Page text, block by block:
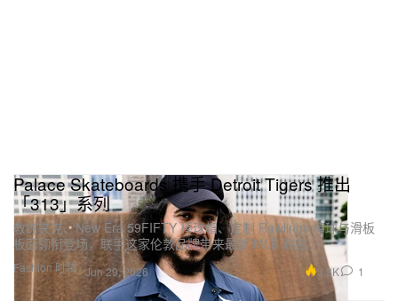
Fashion 时装
Palace Skateboards 携手 Detroit Tigers 推出
「313」系列
教练夹克、New Era 59FIFTY 棒球帽、定制 Rawlings 棒球与滑板
板面领衔登场，联手这家伦敦品牌带来最新 MLB 联名。
Jun 29, 2026 3.8K 1